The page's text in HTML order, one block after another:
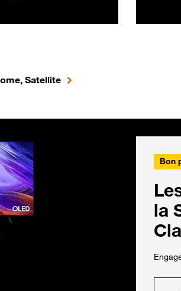
Satellite
Bon
la